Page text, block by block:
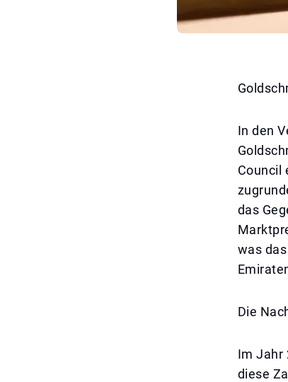
In den
Council
das
was
Die
Im Jahr
diese